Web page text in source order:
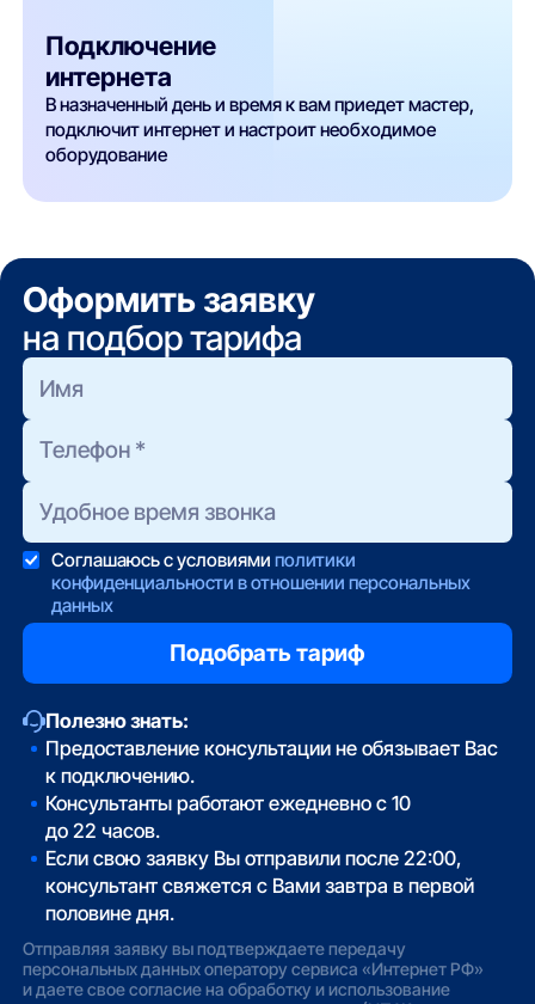
Подключение
интернета
В назначенный день и время к вам приедет мастер,
подключит интернет и настроит необходимое
оборудование
Оформить заявку
на подбор тарифа
Соглашаюсь с условиями политики
конфиденциальности в отношении персональных
данных
Полезно знать:
Предоставление консультации не обязывает Вас
к подключению.
Консультанты работают ежедневно с 10
до 22 часов.
Если свою заявку Вы отправили после 22:00,
консультант свяжется с Вами завтра в первой
половине дня.
Отправляя заявку вы подтверждаете передачу
персональных данных оператору сервиса «Интернет РФ»
и даете свое согласие на обработку и использование